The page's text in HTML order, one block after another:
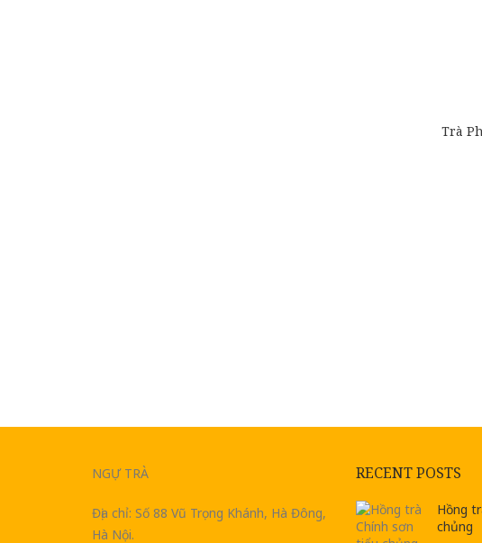
Trà
NGỰ TRÀ
Địa chỉ: Số 88 Vũ Trọng Khánh, Hà Đông,
Hà Nội.
RECENT POSTS
Hồng
chủng